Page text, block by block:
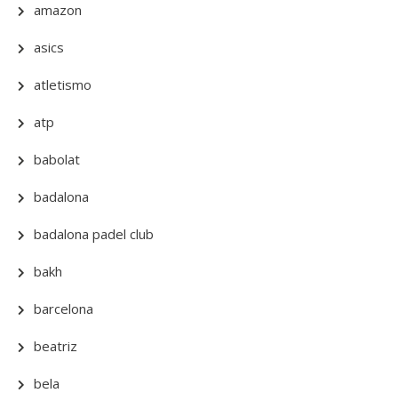
amazon
asics
atletismo
atp
babolat
badalona
badalona padel club
bakh
barcelona
beatriz
bela